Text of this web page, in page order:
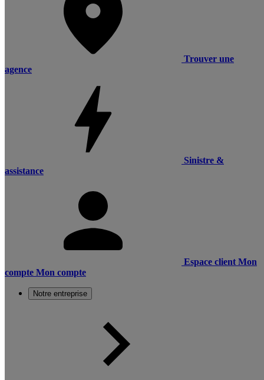
Trouver une
agence
Sinistre &
assistance
Espace client Mon
compte Mon compte
Notre entreprise